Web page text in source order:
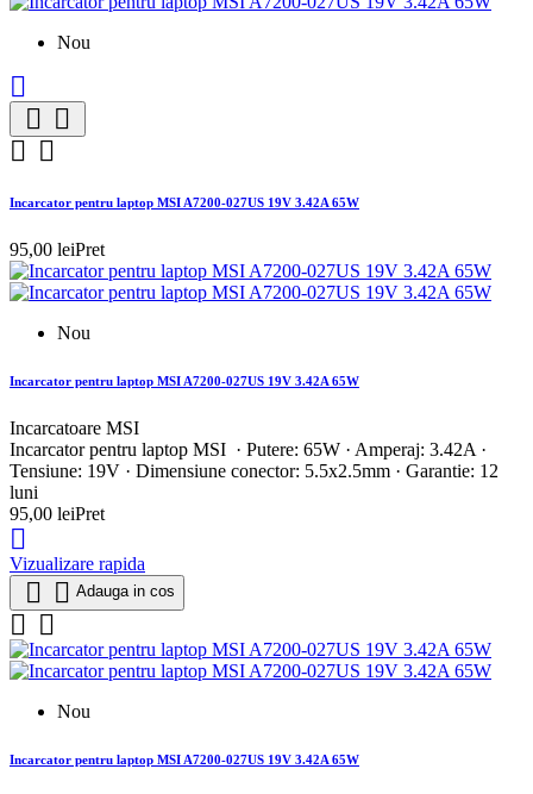
Nou

 
 
Incarcator pentru laptop MSI A7200-027US 19V 3.42A 65W
95,00 leiPret
Nou
Incarcator pentru laptop MSI A7200-027US 19V 3.42A 65W
Incarcatoare MSI
Incarcator pentru laptop MSI · Putere: 65W · Amperaj: 3.42A ·
Tensiune: 19V · Dimensiune conector: 5.5x2.5mm · Garantie: 12
luni
95,00 leiPret

Vizualizare rapida
  Adauga in cos
 
Nou
Incarcator pentru laptop MSI A7200-027US 19V 3.42A 65W